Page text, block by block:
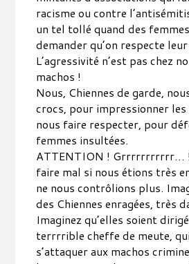
racisme ou contre
un tel tollé quand des
demander qu’on respecte
L’agressivité n’est pas chez
machos !
Nous, Chiennes de garde,
crocs, pour impressionner
nous faire respecter, pour
femmes insultées.
ATTENTION ! Grrrrrrrrrrr…
faire mal si nous étions très
ne nous contrôlions plus.
des Chiennes enragées, très
Imaginez qu’elles soient
terrrrible cheffe de meute,
s’attaquer aux machos